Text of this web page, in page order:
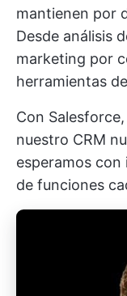
mantienen por
Desde análisis
marketing por
herramientas
Con
nuestro CRM
esperamos con
de funciones